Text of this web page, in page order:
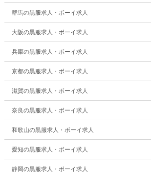
群馬の黒服求人・ボーイ求人
大阪の黒服求人・ボーイ求人
兵庫の黒服求人・ボーイ求人
京都の黒服求人・ボーイ求人
滋賀の黒服求人・ボーイ求人
奈良の黒服求人・ボーイ求人
和歌山の黒服求人・ボーイ求人
愛知の黒服求人・ボーイ求人
静岡の黒服求人・ボーイ求人